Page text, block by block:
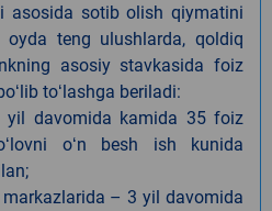
asosida sotib olish qiymatini
teng ulushlarda, qoldiq
asosiy stavkasida foiz
toʻlashga beriladi:
yil davomida kamida 35 foiz
oʻn besh ish kunida
– 3 yil davomida